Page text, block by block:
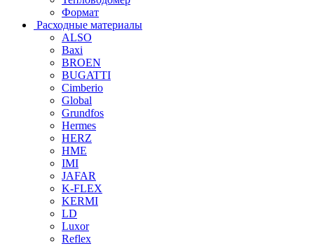
Формат
Расходные материалы
ALSO
Baxi
BROEN
BUGATTI
Cimberio
Global
Grundfos
Hermes
HERZ
HME
IMI
JAFAR
K-FLEX
KERMI
LD
Luxor
Reflex